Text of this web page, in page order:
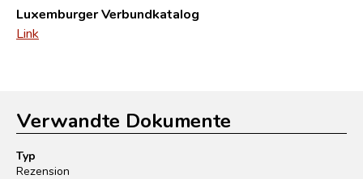
Luxemburger Verbundkatalog
Link
Verwandte Dokumente
Typ
Rezension